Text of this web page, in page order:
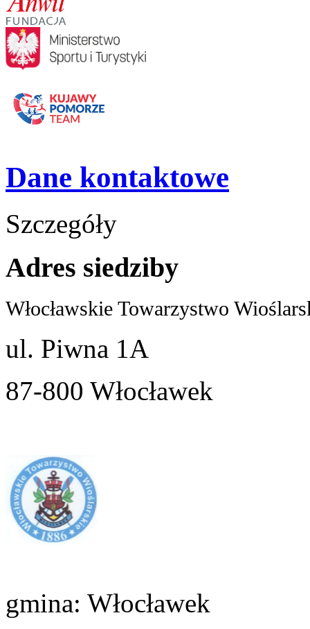
Dane kontaktowe
Szczegóły
Adres siedziby
Włocławskie Towarzystwo
ul. Piwna 1A
87-800 Włocławek
gmina: Włocławek